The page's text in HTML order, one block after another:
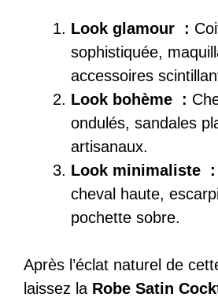
Look glamour :
sophistiquée,
accessoires
Look bohème :
ondulés, sandales
artisanaux.
Look minimaliste :
cheval haute,
pochette sobre.
Après l’éclat naturel de
laissez la Robe Satin